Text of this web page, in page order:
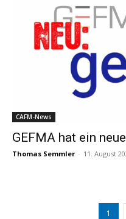
CAFM-News
GEFMA hat ein
Thomas Semmler - 11. August
1